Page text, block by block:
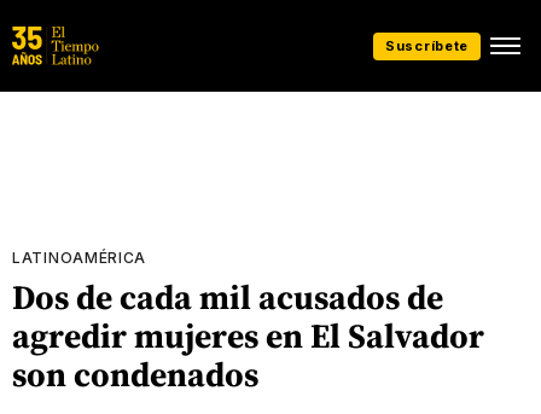
Suscríbete
LATINOAMÉRICA
Dos de cada mil acusados de
agredir mujeres en El Salvador
son condenados